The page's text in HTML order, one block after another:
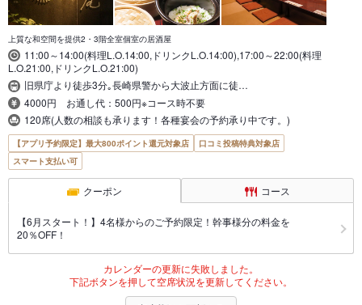
上質な和空間を提供2・3階全室個室の居酒屋
11:00～14:00(料理L.O.14:00,ドリンクL.O.14:00),17:00～22:00(料理
L.O.21:00,ドリンクL.O.21:00)
旧県庁より徒歩3分｡長崎県警から大波止方面に徒…
4000円 お通し代：500円※コース時不要
120席(人数の相談も承ります！各種宴会の予約承り中です。)
【アプリ予約限定】最大800ポイント還元対象店
口コミ投稿特典対象店
スマート支払い可
クーポン コース
【6月スタート！】4名様からのご予約限定！幹事様分の料金を
20％OFF！
カレンダーの更新に失敗しました。
下記ボタンを押して空席状況を更新してください。